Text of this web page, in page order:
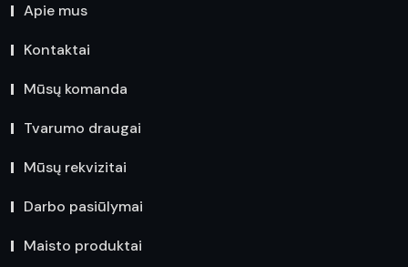
Apie mus
Kontaktai
Mūsų komanda
Tvarumo draugai
Mūsų rekvizitai
Darbo pasiūlymai
Maisto produktai